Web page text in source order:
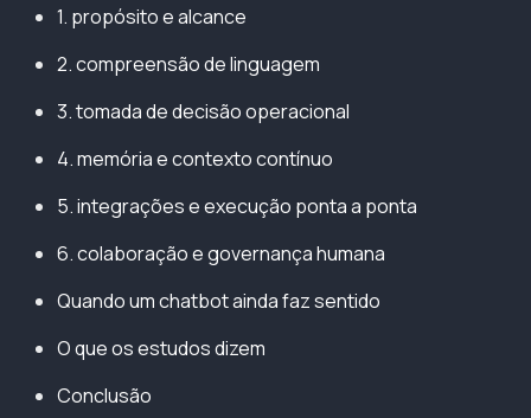
1. propósito e alcance
2. compreensão de linguagem
3. tomada de decisão operacional
4. memória e contexto contínuo
5. integrações e execução ponta a ponta
6. colaboração e governança humana
Quando um chatbot ainda faz sentido
O que os estudos dizem
Conclusão